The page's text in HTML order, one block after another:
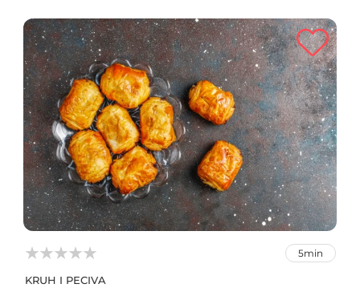


 5min
KRUH I PECIVA